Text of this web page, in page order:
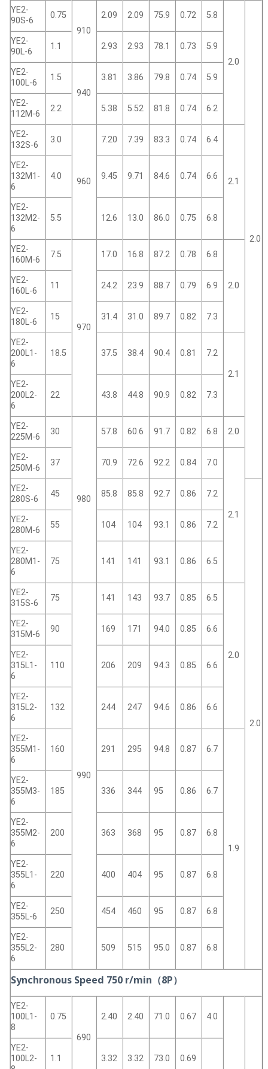
YE2-
90S-6
0.75
910
2.09 2.09 75.9 0.72 5.8
2.0
2.0
YE2-
90L-6
1.1 2.93 2.93 78.1 0.73 5.9
YE2-
100L-6
1.5
940
3.81 3.86 79.8 0.74 5.9
YE2-
112M-6
2.2 5.38 5.52 81.8 0.74 6.2
YE2-
132S-6
3.0
960
7.20 7.39 83.3 0.74 6.4
2.1
YE2-
132M1-
6
4.0 9.45 9.71 84.6 0.74 6.6
YE2-
132M2-
6
5.5 12.6 13.0 86.0 0.75 6.8
YE2-
160M-6
7.5
970
17.0 16.8 87.2 0.78 6.8
2.0
YE2-
160L-6
11 24.2 23.9 88.7 0.79 6.9
YE2-
180L-6
15 31.4 31.0 89.7 0.82 7.3
YE2-
200L1-
6
18.5 37.5 38.4 90.4 0.81 7.2
2.1
YE2-
200L2-
6
22 43.8 44.8 90.9 0.82 7.3
YE2-
225M-6
30
980
57.8 60.6 91.7 0.82 6.8 2.0
YE2-
250M-6
37 70.9 72.6 92.2 0.84 7.0
2.1
YE2-
280S-6
45 85.8 85.8 92.7 0.86 7.2
2.0
YE2-
280M-6
55 104 104 93.1 0.86 7.2
YE2-
280M1-
6
75 141 141 93.1 0.86 6.5
YE2-
315S-6
75
990
141 143 93.7 0.85 6.5
2.0
YE2-
315M-6
90 169 171 94.0 0.85 6.6
YE2-
315L1-
6
110 206 209 94.3 0.85 6.6
YE2-
315L2-
6
132 244 247 94.6 0.86 6.6
YE2-
355M1-
6
160 291 295 94.8 0.87 6.7
1.9
YE2-
355M3-
6
185 336 344 95 0.86 6.7
YE2-
355M2-
6
200 363 368 95 0.87 6.8
YE2-
355L1-
6
220 400 404 95 0.87 6.8
YE2-
355L-6
250 454 460 95 0.87 6.8
YE2-
355L2-
6
280 509 515 95.0 0.87 6.8
Synchronous Speed 750 r/min（8P）
YE2-
100L1-
8
0.75
690
2.40 2.40 71.0 0.67 4.0
YE2-
100L2-
1.1 3.32 3.32 73.0 0.69